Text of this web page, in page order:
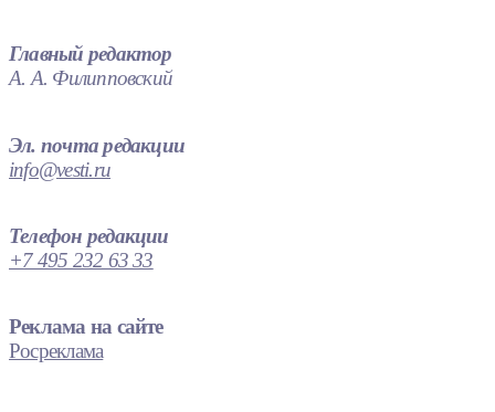
Главный редактор
А. А. Филипповский
Эл. почта редакции
info@vesti.ru
Телефон редакции
+7 495 232 63 33
Реклама на сайте
Росреклама